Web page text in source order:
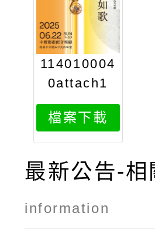
114010004
0attach1
檔案下載
最新公告-相
information